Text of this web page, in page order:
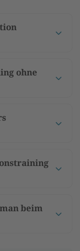
ohne
beim